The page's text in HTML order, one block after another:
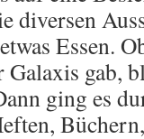
diversen
Essen.
Galaxis gab,
ging es